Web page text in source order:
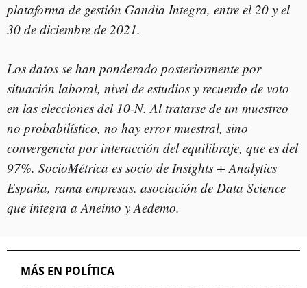
plataforma de gestión Gandia Integra, entre el 20 y el
30 de diciembre de 2021.
Los datos se han ponderado posteriormente por
situación laboral, nivel de estudios y recuerdo de voto
en las elecciones del 10-N. Al tratarse de un muestreo
no probabilístico, no hay error muestral, sino
convergencia por interacción del equilibraje, que es del
97%. SocioMétrica es socio de Insights + Analytics
España, rama empresas, asociación de Data Science
que integra a Aneimo y Aedemo.
MÁS EN POLÍTICA